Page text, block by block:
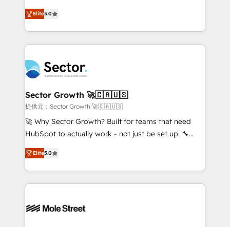
Oferecemos ainda agentes de IA especializados em
HubSpot que automatizam tarefas executam rotinas
empresas em 13 países utilizam a Nexforce. Somos
a maior parceira da HubSpot na América Latina e
líder no ranking global de sucesso do cliente da
HubSpot.
one of HubSpot's most experienced and technically
capable Agency Partners globally. We specialise in
complex CRM migrations, implementations,
integrations, custom CMS portal development,
businesses. Our teams are based in North America
and APAC. We are HubSpot's top-ranked Advanced
Implementation Certified Partner and we contribute
to their advisory council. We strive to do 'good work
with good people' and have worked with incredible
brands. You can see some of them on our website,
Elite5.0
Sector Growth 🚀🇨🇦🇺🇸
提供元：Sector Growth 🚀🇨🇦🇺🇸
🚀 Why Sector Growth? Built for teams that need
HubSpot to actually work - not just be set up. 🔧
HubSpot Experts: Onboarding, migrations,
automation, and training built for adoption. ⚡ Highly
Technical Execution: ERP, EMR and Custom
Integrations; complex builds delivered in weeks, not
workflows; automation agents; process optimization
Elite5.0